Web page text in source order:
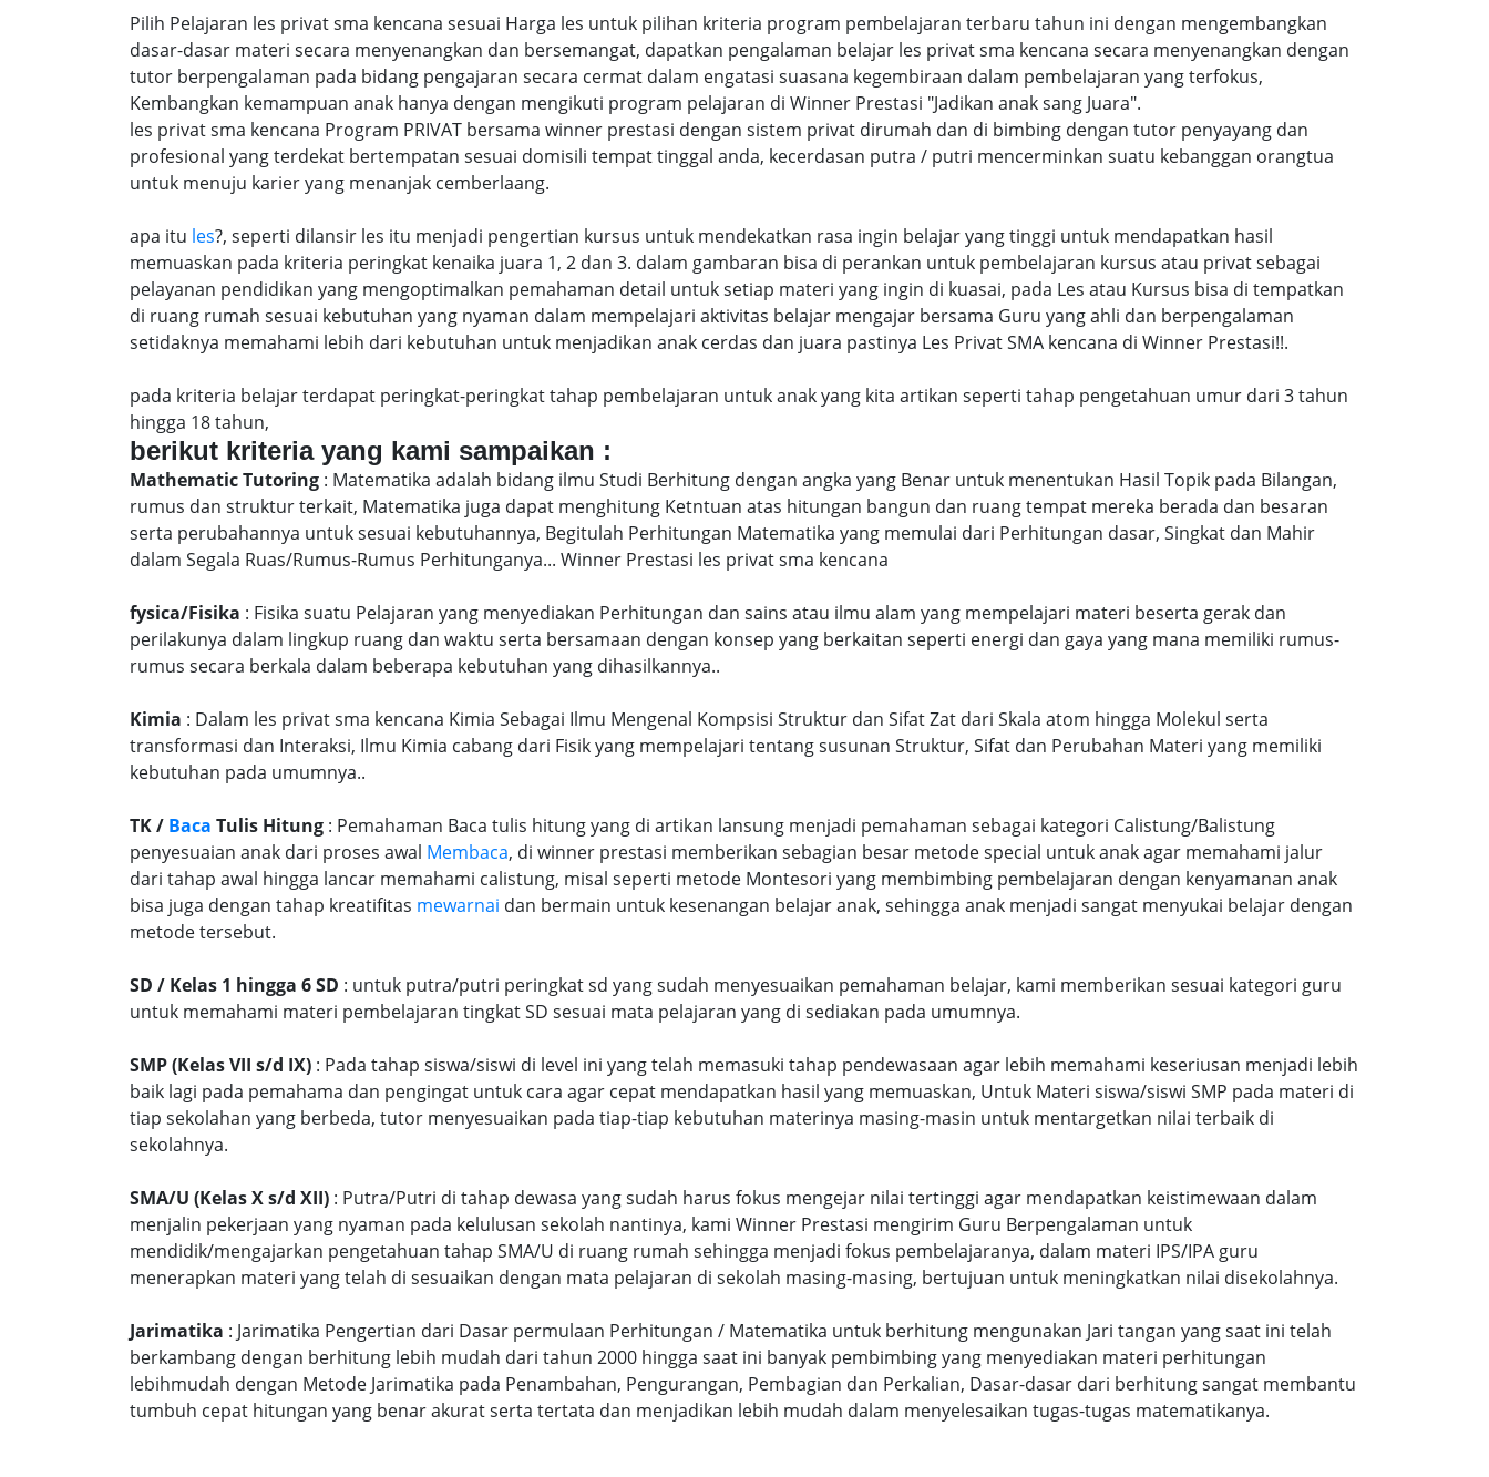
Pilih Pelajaran les privat sma kencana sesuai Harga les untuk pilihan kriteria program pembelajaran terbaru tahun ini dengan mengembangkan
dasar-dasar materi secara menyenangkan dan bersemangat, dapatkan pengalaman belajar les privat sma kencana secara menyenangkan dengan
tutor berpengalaman pada bidang pengajaran secara cermat dalam engatasi suasana kegembiraan dalam pembelajaran yang terfokus,
Kembangkan kemampuan anak hanya dengan mengikuti program pelajaran di Winner Prestasi "Jadikan anak sang Juara".
les privat sma kencana Program PRIVAT bersama winner prestasi dengan sistem privat dirumah dan di bimbing dengan tutor penyayang dan
profesional yang terdekat bertempatan sesuai domisili tempat tinggal anda, kecerdasan putra / putri mencerminkan suatu kebanggan orangtua
untuk menuju karier yang menanjak cemberlaang.
apa itu les?, seperti dilansir les itu menjadi pengertian kursus untuk mendekatkan rasa ingin belajar yang tinggi untuk mendapatkan hasil
memuaskan pada kriteria peringkat kenaika juara 1, 2 dan 3. dalam gambaran bisa di perankan untuk pembelajaran kursus atau privat sebagai
pelayanan pendidikan yang mengoptimalkan pemahaman detail untuk setiap materi yang ingin di kuasai, pada Les atau Kursus bisa di tempatkan
di ruang rumah sesuai kebutuhan yang nyaman dalam mempelajari aktivitas belajar mengajar bersama Guru yang ahli dan berpengalaman
setidaknya memahami lebih dari kebutuhan untuk menjadikan anak cerdas dan juara pastinya Les Privat SMA kencana di Winner Prestasi!!.
pada kriteria belajar terdapat peringkat-peringkat tahap pembelajaran untuk anak yang kita artikan seperti tahap pengetahuan umur dari 3 tahun
hingga 18 tahun,
berikut kriteria yang kami sampaikan :
Mathematic Tutoring : Matematika adalah bidang ilmu Studi Berhitung dengan angka yang Benar untuk menentukan Hasil Topik pada Bilangan,
rumus dan struktur terkait, Matematika juga dapat menghitung Ketntuan atas hitungan bangun dan ruang tempat mereka berada dan besaran
serta perubahannya untuk sesuai kebutuhannya, Begitulah Perhitungan Matematika yang memulai dari Perhitungan dasar, Singkat dan Mahir
dalam Segala Ruas/Rumus-Rumus Perhitunganya... Winner Prestasi les privat sma kencana
fysica/Fisika : Fisika suatu Pelajaran yang menyediakan Perhitungan dan sains atau ilmu alam yang mempelajari materi beserta gerak dan
perilakunya dalam lingkup ruang dan waktu serta bersamaan dengan konsep yang berkaitan seperti energi dan gaya yang mana memiliki rumus-
rumus secara berkala dalam beberapa kebutuhan yang dihasilkannya..
Kimia : Dalam les privat sma kencana Kimia Sebagai Ilmu Mengenal Kompsisi Struktur dan Sifat Zat dari Skala atom hingga Molekul serta
transformasi dan Interaksi, Ilmu Kimia cabang dari Fisik yang mempelajari tentang susunan Struktur, Sifat dan Perubahan Materi yang memiliki
kebutuhan pada umumnya..
TK / Baca Tulis Hitung : Pemahaman Baca tulis hitung yang di artikan lansung menjadi pemahaman sebagai kategori Calistung/Balistung
penyesuaian anak dari proses awal Membaca, di winner prestasi memberikan sebagian besar metode special untuk anak agar memahami jalur
dari tahap awal hingga lancar memahami calistung, misal seperti metode Montesori yang membimbing pembelajaran dengan kenyamanan anak
bisa juga dengan tahap kreatifitas mewarnai dan bermain untuk kesenangan belajar anak, sehingga anak menjadi sangat menyukai belajar dengan
metode tersebut.
SD / Kelas 1 hingga 6 SD : untuk putra/putri peringkat sd yang sudah menyesuaikan pemahaman belajar, kami memberikan sesuai kategori guru
untuk memahami materi pembelajaran tingkat SD sesuai mata pelajaran yang di sediakan pada umumnya.
SMP (Kelas VII s/d IX) : Pada tahap siswa/siswi di level ini yang telah memasuki tahap pendewasaan agar lebih memahami keseriusan menjadi lebih
baik lagi pada pemahama dan pengingat untuk cara agar cepat mendapatkan hasil yang memuaskan, Untuk Materi siswa/siswi SMP pada materi di
tiap sekolahan yang berbeda, tutor menyesuaikan pada tiap-tiap kebutuhan materinya masing-masin untuk mentargetkan nilai terbaik di
sekolahnya.
SMA/U (Kelas X s/d XII) : Putra/Putri di tahap dewasa yang sudah harus fokus mengejar nilai tertinggi agar mendapatkan keistimewaan dalam
menjalin pekerjaan yang nyaman pada kelulusan sekolah nantinya, kami Winner Prestasi mengirim Guru Berpengalaman untuk
mendidik/mengajarkan pengetahuan tahap SMA/U di ruang rumah sehingga menjadi fokus pembelajaranya, dalam materi IPS/IPA guru
menerapkan materi yang telah di sesuaikan dengan mata pelajaran di sekolah masing-masing, bertujuan untuk meningkatkan nilai disekolahnya.
Jarimatika : Jarimatika Pengertian dari Dasar permulaan Perhitungan / Matematika untuk berhitung mengunakan Jari tangan yang saat ini telah
berkambang dengan berhitung lebih mudah dari tahun 2000 hingga saat ini banyak pembimbing yang menyediakan materi perhitungan
lebihmudah dengan Metode Jarimatika pada Penambahan, Pengurangan, Pembagian dan Perkalian, Dasar-dasar dari berhitung sangat membantu
tumbuh cepat hitungan yang benar akurat serta tertata dan menjadikan lebih mudah dalam menyelesaikan tugas-tugas matematikanya.